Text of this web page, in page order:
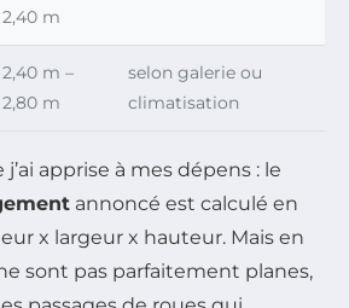
2,40 m
2,40 m –
2,80 m
selon galerie ou
climatisation
apprise à mes dépens : le
annoncé est calculé en
x largeur x hauteur. Mais en
sont pas parfaitement planes,